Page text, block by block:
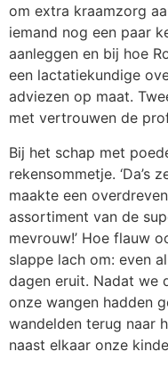
om extra kraamzorg
iemand nog een paar
aanleggen en bij hoe
een lactatiekundige
adviezen op maat.
met vertrouwen de
Bij het schap met
rekensommetje. ‘Da’s
maakte een
assortiment van de
mevrouw!’ Hoe flauw
slappe lach om: even
dagen eruit. Nadat we
onze wangen hadden
wandelden terug naar
naast elkaar onze